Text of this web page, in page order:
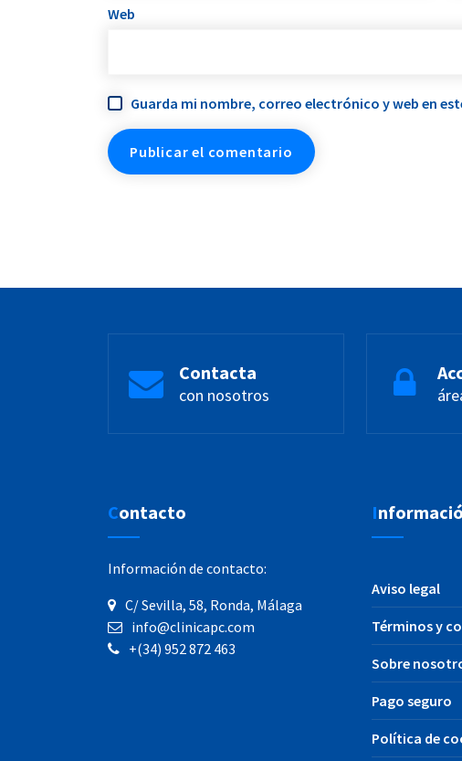
Web
Guarda mi nombre, correo electrónico y web en
Contacta
con nosotros
Contacto
Información de contacto:
C/ Sevilla, 58, Ronda, Málaga
info@clinicapc.com
+(34) 952 872 463
Aviso legal
Términos y
Sobre
Pago seguro
Política de